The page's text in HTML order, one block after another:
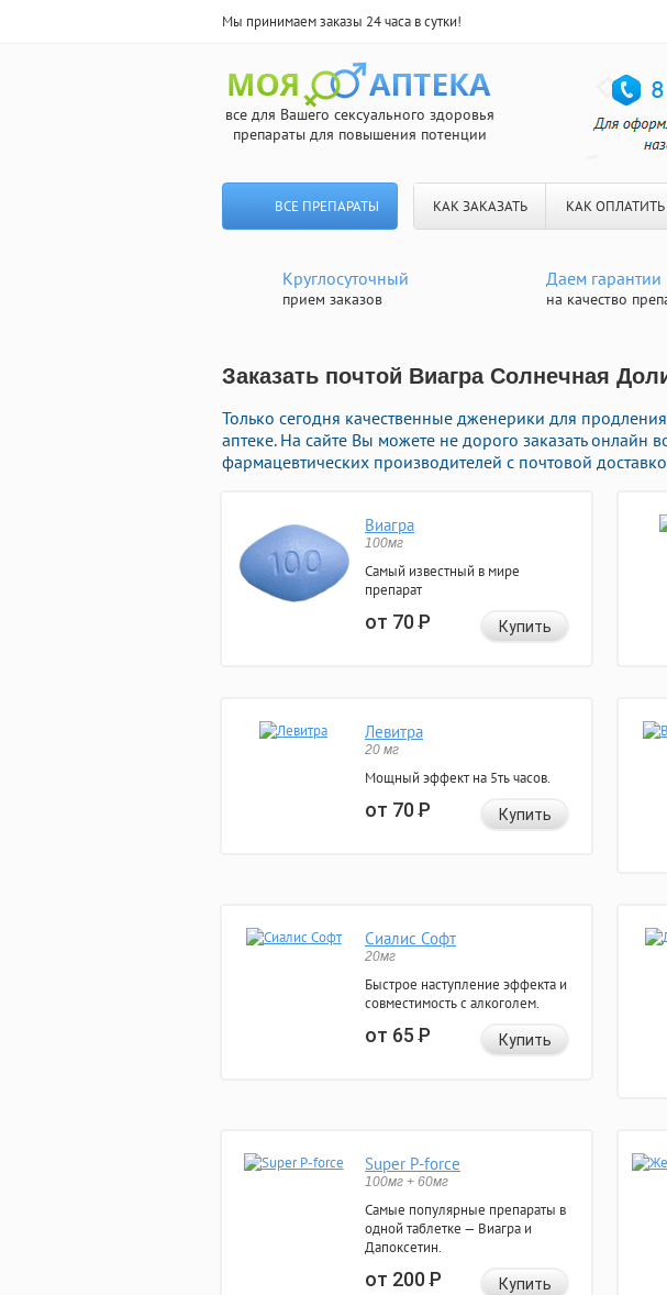
Мы принимаем заказы 24 часа в сутки!
все для Вашего сексуального здоровья
препараты для повышения потенции
ВСЕ ПРЕПАРАТЫ КАК ЗАКАЗАТЬ КАК ОПЛАТИТЬ
Круглосуточный
прием заказов
Даем гарантии
на качество
Заказать почтой Виагра Солнечная
Только сегодня качественные дженерики для
аптеке. На сайте Вы можете не дорого заказать
фармацевтических производителей с почтовой
Виагра
100мг
Самый известный в мире
препарат
от 70Р Купить
Левитра
20 мг
Мощный эффект на 5ть часов.
от 70Р Купить
Сиалис Софт
20мг
Быстрое наступление эффекта и
совместимость с алкоголем.
от 65Р Купить
Super P-force
100мг + 60мг
Самые популярные препараты в
одной таблетке — Виагра и
Дапоксетин.
от 200Р Купить